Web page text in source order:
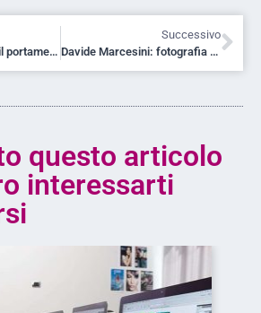
Diventare modella: il portamento
Successivo
Davide Marcesini: fotografia e scrittura, binomio perfetto
questo articolo
interessarti